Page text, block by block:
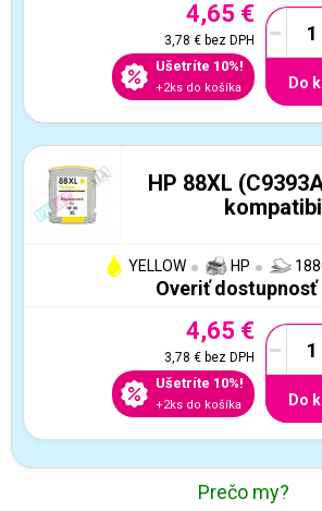
4,65 €
3,78 €bez DPH
Ušetríte 10%!
+2ks do košíka
-
Do
HP 88XL
YELLOW HP
Overiť dostupnosť
4,65 €
3,78 €bez DPH
Ušetríte 10%!
+2ks do košíka
-
Do
Prečo my?